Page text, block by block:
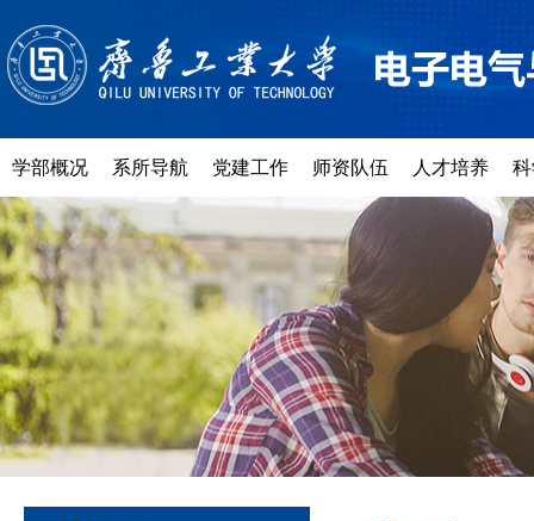
学部概况 系所导航 党建工作 师资队伍 人才培养